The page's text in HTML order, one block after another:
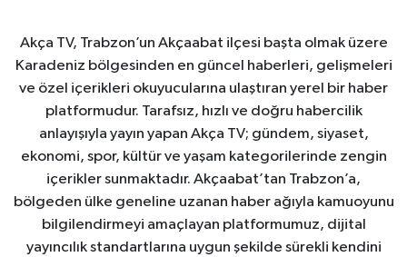
Akça TV, Trabzon’un Akçaabat ilçesi başta olmak üzere
Karadeniz bölgesinden en güncel haberleri, gelişmeleri
ve özel içerikleri okuyucularına ulaştıran yerel bir haber
platformudur. Tarafsız, hızlı ve doğru habercilik
anlayışıyla yayın yapan Akça TV; gündem, siyaset,
ekonomi, spor, kültür ve yaşam kategorilerinde zengin
içerikler sunmaktadır. Akçaabat’tan Trabzon’a,
bölgeden ülke geneline uzanan haber ağıyla kamuoyunu
bilgilendirmeyi amaçlayan platformumuz, dijital
yayıncılık standartlarına uygun şekilde sürekli kendini